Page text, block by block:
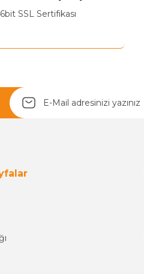
SSL Sertifikası